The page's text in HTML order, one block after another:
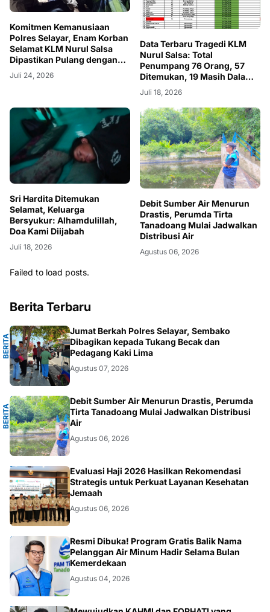
Komitmen Kemanusiaan
Polres Selayar, Enam Korban
Selamat KLM Nurul Salsa
Dipastikan Pulang dengan
Selamat
Juli 24, 2026
Data Terbaru Tragedi KLM
Nurul Salsa: Total
Penumpang 76 Orang, 57
Ditemukan, 19 Masih Dalam
Pencarian
Juli 18, 2026
Sri Hardita Ditemukan
Selamat, Keluarga
Bersyukur: Alhamdulillah,
Doa Kami Diijabah
Juli 18, 2026
Debit Sumber Air Menurun
Drastis, Perumda Tirta
Tanadoang Mulai Jadwalkan
Distribusi Air
Agustus 06, 2026
Failed to load posts.
Berita Terbaru
B
E
R
I
T
A
S
E
L
A
Y
AR
Jumat Berkah Polres Selayar, Sembako
Dibagikan kepada Tukang Becak dan
Pedagang Kaki Lima
Agustus 07, 2026
B
E
R
I
T
A
S
E
L
A
Y
AR
Debit Sumber Air Menurun Drastis, Perumda
Tirta Tanadoang Mulai Jadwalkan Distribusi
Air
Agustus 06, 2026
HAJI
Evaluasi Haji 2026 Hasilkan Rekomendasi
Strategis untuk Perkuat Layanan Kesehatan
Jemaah
Agustus 06, 2026
DARMAWANG
Resmi Dibuka! Program Gratis Balik Nama
Pelanggan Air Minum Hadir Selama Bulan
Kemerdekaan
Agustus 04, 2026